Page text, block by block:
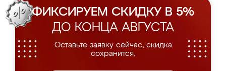
ФИКСИРУЕМ СКИДКУ В 5%
ДО КОНЦА АВГУСТА
Оставьте заявку сейчас, скидка
сохранится.